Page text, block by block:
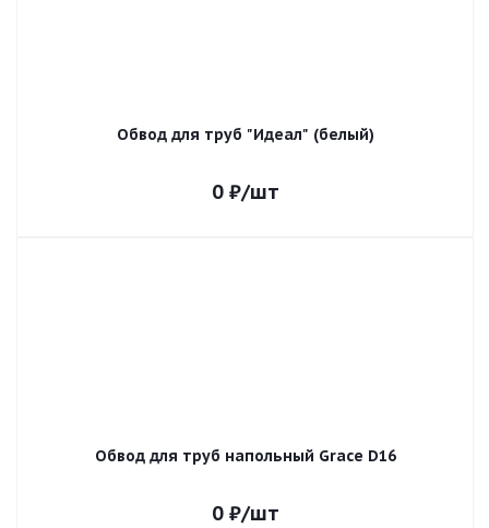
Обвод для труб "Идеал" (белый)
0₽/шт
Обвод для труб напольный Grace D16
0₽/шт